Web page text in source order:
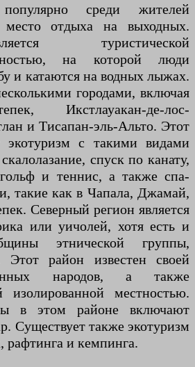
среди жителей
место отдыха на выходных.
туристической
на которой люди
и катаются на водных лыжах.
городами, включая
Икстлауакан-де-лос-
и Тисапан-эль-Альто. Этот
экотуризм с такими видами
спуск по канату,
и теннис, а также спа-
такие как в Чапала, Джамай,
Северный регион является
или уичолей, хотя есть и
этнической группы,
Этот район известен своей
народов, а также
изолированной местностью.
в этом районе включают
Существует также экотуризм
рафтинга и кемпинга.